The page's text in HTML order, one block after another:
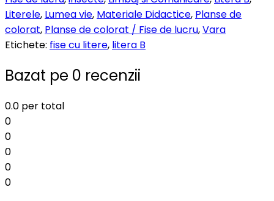
Literele, Lumea vie, Materiale Didactice, Planse de
colorat, Planse de colorat / Fise de lucru,Vara
Etichete: fise cu litere, litera B
Bazat pe 0 recenzii
0.0 per total
0
0
0
0
0